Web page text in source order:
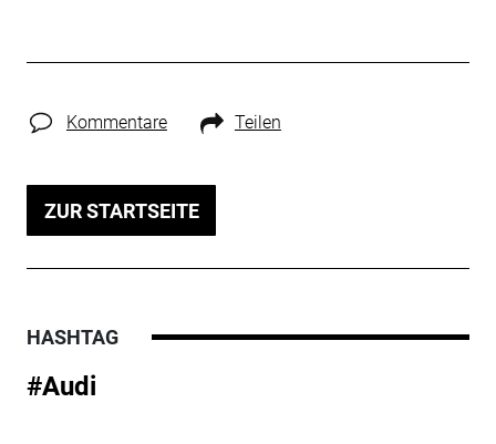
Kommentare Teilen
ZUR STARTSEITE
HASHTAG
#Audi